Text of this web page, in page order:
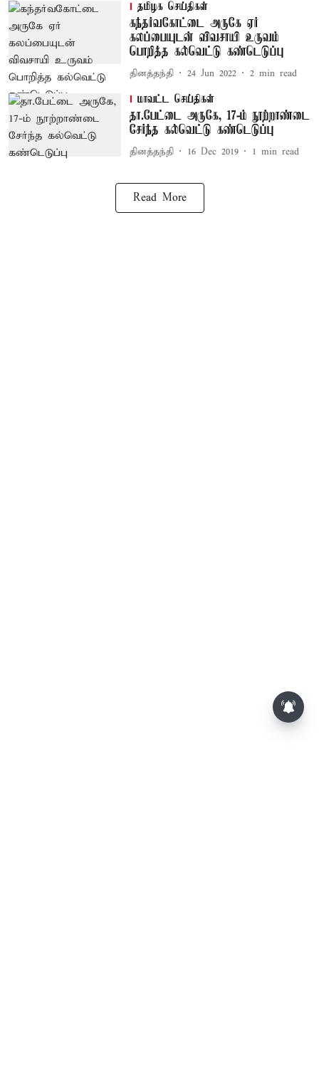
தமிழக செய்திகள்
கந்தர்வகோட்டை அருகே ஏர்
கலப்பையுடன் விவசாயி உருவம்
பொறித்த கல்வெட்டு கண்டெடுப்பு
தினத்தந்தி 24 Jun 2022 2 min read
மாவட்ட செய்திகள்
தா.பேட்டை அருகே, 17-ம் நூற்றாண்டை
சேர்ந்த கல்வெட்டு கண்டெடுப்பு
தினத்தந்தி 16 Dec 2019 1 min read
Read More